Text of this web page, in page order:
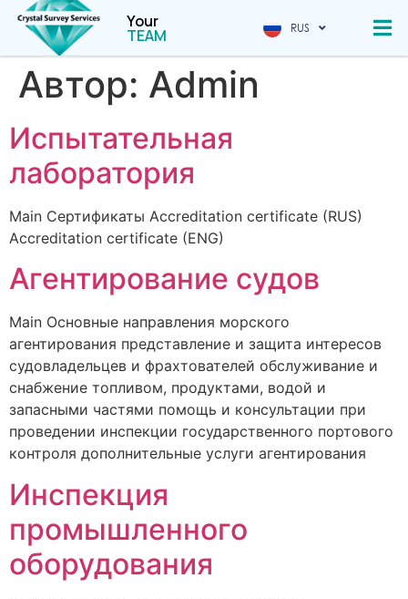
Your
TEAM RUS
CHINESE
Автор: Admin
Испытательная
лаборатория
Main Сертификаты Ассrеditation certificate (RUS)
Ассrеditation certificate (ENG)
Агентирование судов
Main Основные направления морского
агентирования представление и защита интересов
судовладельцев и фрахтователей обслуживание и
снабжение топливом, продуктами, водой и
запасными частями помощь и консультации при
проведении инспекции государственного портового
контроля дополнительные услуги агентирования
Инспекция
промышленного
оборудования